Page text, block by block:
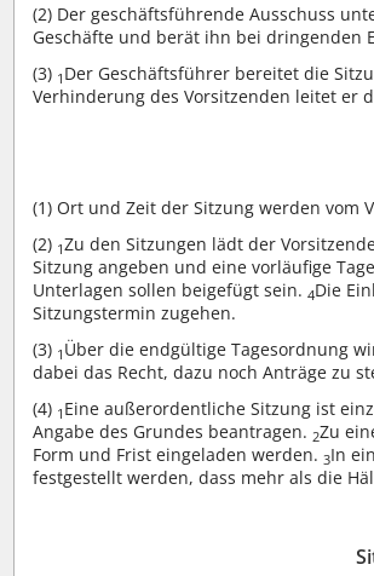
(2) Der geschäftsführende Ausschuss
Geschäfte und berät ihn bei dringenden
(3) 1 Der Geschäftsführer bereitet die
Verhinderung des Vorsitzenden leitet er
(1) Ort und Zeit der Sitzung werden vom
(2) 1Zu den Sitzungen lädt der
Sitzung angeben und eine vorläufige
Unterlagen sollen beigefügt sein.4Die
Sitzungstermin zugehen.
(3) 1 Über die endgültige Tagesordnung
dabei das Recht, dazu noch Anträge zu
(4) 1 Eine außerordentliche Sitzung ist
Angabe des Grundes beantragen. 2Zu
Form und Frist eingeladen werden.3In
festgestellt werden, dass mehr als die